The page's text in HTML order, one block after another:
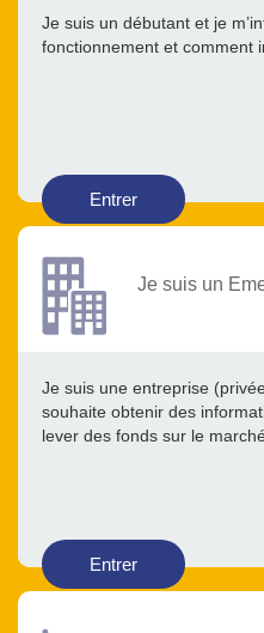
Je suis un débutant et je
fonctionnement et comment
Entrer
Je suis un
Je suis une entreprise
souhaite obtenir des
lever des fonds sur le
Entrer